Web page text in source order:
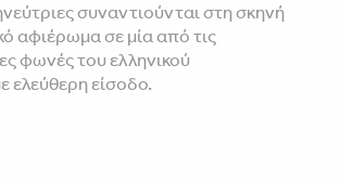
συναντιούνται στη σκηνή
αφιέρωμα σε μία από τις
φωνές του ελληνικού
ελεύθερη είσοδο.